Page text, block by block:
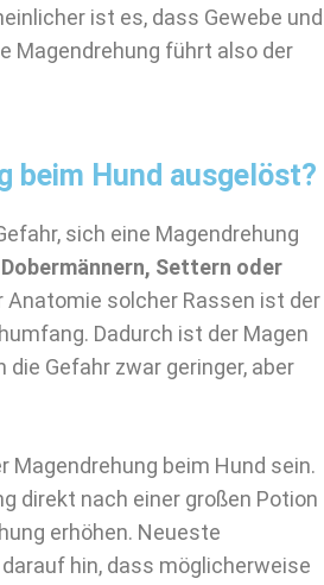
ist es, dass Gewebe und
Magendrehung führt also der
beim Hund ausgelöst?
sich eine Magendrehung
Settern oder
Anatomie solcher Rassen ist der
Dadurch ist der Magen
die Gefahr zwar geringer, aber
Magendrehung beim Hund sein.
direkt nach einer großen Potion
erhöhen. Neueste
hin, dass möglicherweise